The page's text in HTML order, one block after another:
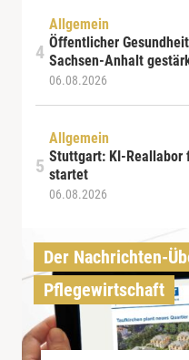
Allgemein
Öffentlicher
Sachsen-Anhalt
06.08.2026
Allgemein
Stuttgart: KI-Reallabor
startet
06.08.2026
Der Nachrichten-
Pflegewirtschaft